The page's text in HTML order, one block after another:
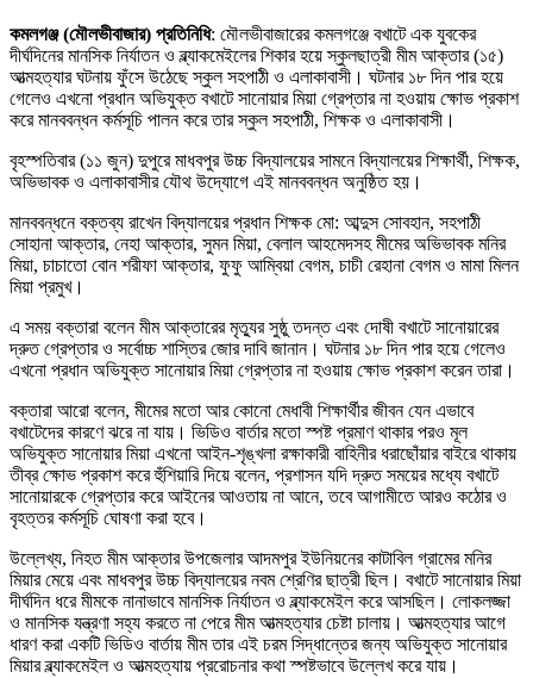
কমলগঞ্জ (মৌলভীবাজার) প্রতিনিধি: মৌলভীবাজারের কমলগঞ্জে বখাটে এক যুবকের
দীর্ঘদিনের মানসিক নির্যাতন ও ব্ল্যাকমেইলের শিকার হয়ে স্কুলছাত্রী মীম আক্তার (১৫)
আত্মহত্যার ঘটনায় ফুঁসে উঠেছে স্কুল সহপাঠী ও এলাকাবাসী। ঘটনার ১৮ দিন পার হয়ে
গেলেও এখনো প্রধান অভিযুক্ত বখাটে সানোয়ার মিয়া গ্রেপ্তার না হওয়ায় ক্ষোভ প্রকাশ
করে মানববন্ধন কর্মসূচি পালন করে তার স্কুল সহপাঠী, শিক্ষক ও এলাকাবাসী।
বৃহস্পতিবার (১১ জুন) দুপুরে মাধবপুর উচ্চ বিদ্যালয়ের সামনে বিদ্যালয়ের শিক্ষার্থী, শিক্ষক,
অভিভাবক ও এলাকাবাসীর যৌথ উদ্যোগে এই মানববন্ধন অনুষ্ঠিত হয়।
মানববন্ধনে বক্তব্য রাখেন বিদ্যালয়ের প্রধান শিক্ষক মো: আব্দুস সোবহান, সহপাঠী
সোহানা আক্তার, নেহা আক্তার, সুমন মিয়া, বেলাল আহমেদসহ মীমের অভিভাবক মনির
মিয়া, চাচাতো বোন শরীফা আক্তার, ফুফু আম্বিয়া বেগম, চাচী রেহানা বেগম ও মামা মিলন
মিয়া প্রমুখ।
এ সময় বক্তারা বলেন মীম আক্তারের মৃত্যুর সুষ্ঠু তদন্ত এবং দোষী বখাটে সানোয়ারের
দ্রুত গ্রেপ্তার ও সর্বোচ্চ শাস্তির জোর দাবি জানান। ঘটনার ১৮ দিন পার হয়ে গেলেও
এখনো প্রধান অভিযুক্ত সানোয়ার মিয়া গ্রেপ্তার না হওয়ায় ক্ষোভ প্রকাশ করেন তারা।
বক্তারা আরো বলেন, মীমের মতো আর কোনো মেধাবী শিক্ষার্থীর জীবন যেন এভাবে
বখাটেদের কারণে ঝরে না যায়। ভিডিও বার্তার মতো স্পষ্ট প্রমাণ থাকার পরও মূল
অভিযুক্ত সানোয়ার মিয়া এখনো আইন-শৃঙ্খলা রক্ষাকারী বাহিনীর ধরাছোঁয়ার বাইরে থাকায়
তীব্র ক্ষোভ প্রকাশ করে হুঁশিয়ারি দিয়ে বলেন, প্রশাসন যদি দ্রুত সময়ের মধ্যে বখাটে
সানোয়ারকে গ্রেপ্তার করে আইনের আওতায় না আনে, তবে আগামীতে আরও কঠোর ও
বৃহত্তর কর্মসূচি ঘোষণা করা হবে।
উল্লেখ্য, নিহত মীম আক্তার উপজেলার আদমপুর ইউনিয়নের কাটাবিল গ্রামের মনির
মিয়ার মেয়ে এবং মাধবপুর উচ্চ বিদ্যালয়ের নবম শ্রেণির ছাত্রী ছিল। বখাটে সানোয়ার মিয়া
দীর্ঘদিন ধরে মীমকে নানাভাবে মানসিক নির্যাতন ও ব্ল্যাকমেইল করে আসছিল। লোকলজ্জা
ও মানসিক যন্ত্রণা সহ্য করতে না পেরে মীম আত্মহত্যার চেষ্টা চালায়। আত্মহত্যার আগে
ধারণ করা একটি ভিডিও বার্তায় মীম তার এই চরম সিদ্ধান্তের জন্য অভিযুক্ত সানোয়ার
মিয়ার ব্ল্যাকমেইল ও আত্মহত্যায় প্ররোচনার কথা স্পষ্টভাবে উল্লেখ করে যায়।